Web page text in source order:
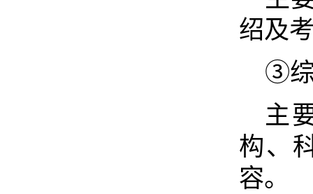
绍及
③综
主
构、
容。